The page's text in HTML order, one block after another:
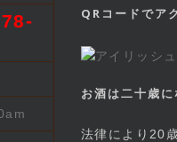
QRコードでア
お酒は二十歳
法律により20